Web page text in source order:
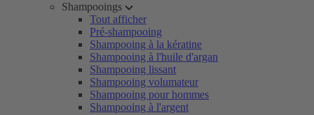
Shampooings
Tout afficher
Pré-shampooing
Shampooing à la kératine
Shampooing à l'huile d'argan
Shampooing lissant
Shampooing volumateur
Shampooing pour hommes
Shampooing à l'argent